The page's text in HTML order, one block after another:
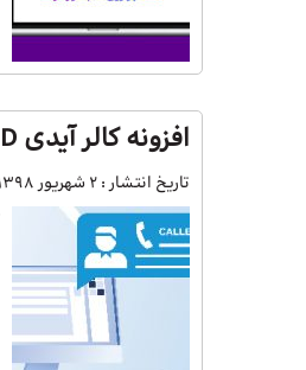
افزونه کالر آیدی Caller ID دشت همکاران سیستم
تاریخ انتشار : 2 شهریور 1398